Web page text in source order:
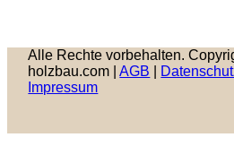
Alle Rechte vorbehalten.
holzbau.com |AGB
Impressum